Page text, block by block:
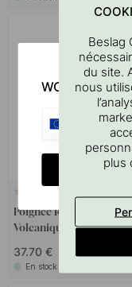
Poignée Riss Big - Rouge
Volcanique
37.70 €
En stock
Beslag
du site.
nous
plus
WOULD YOU